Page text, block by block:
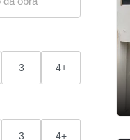
3 4+
3 4+